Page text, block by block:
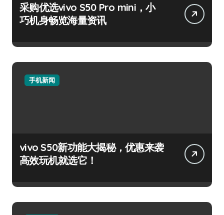
采购优选vivo S50 Pro mini，小
巧机身畅览海量资讯
手机新闻
vivo S50新功能大揭秘，优惠来袭
高效玩机就选它！